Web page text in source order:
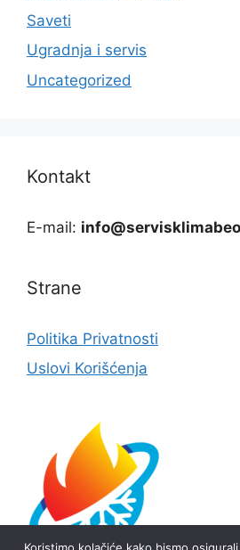
Saveti
Ugradnja i servis
Uncategorized
Kontakt
E-mail:
Strane
Politika Privatnosti
Uslovi Korišćenja